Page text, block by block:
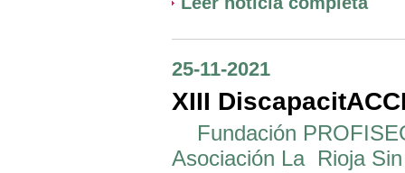
25-11-2021
XIII
Fundación
Asociación La Rioja